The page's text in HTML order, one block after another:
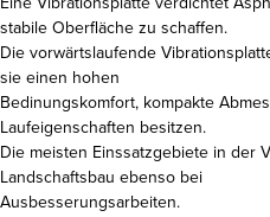
stabile Oberfläche zu schaffen.
Die vorwärtslaufende
sie einen hohen
Bedinungskomfort, kompakte
Laufeigenschaften besitzen.
Die meisten Einssatzgebiete in der
Landschaftsbau ebenso bei
Ausbesserungsarbeiten.